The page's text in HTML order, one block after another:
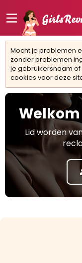
Mocht je problemen
zonder problemen
je gebruikersnaam
cookies voor deze
Lid worden